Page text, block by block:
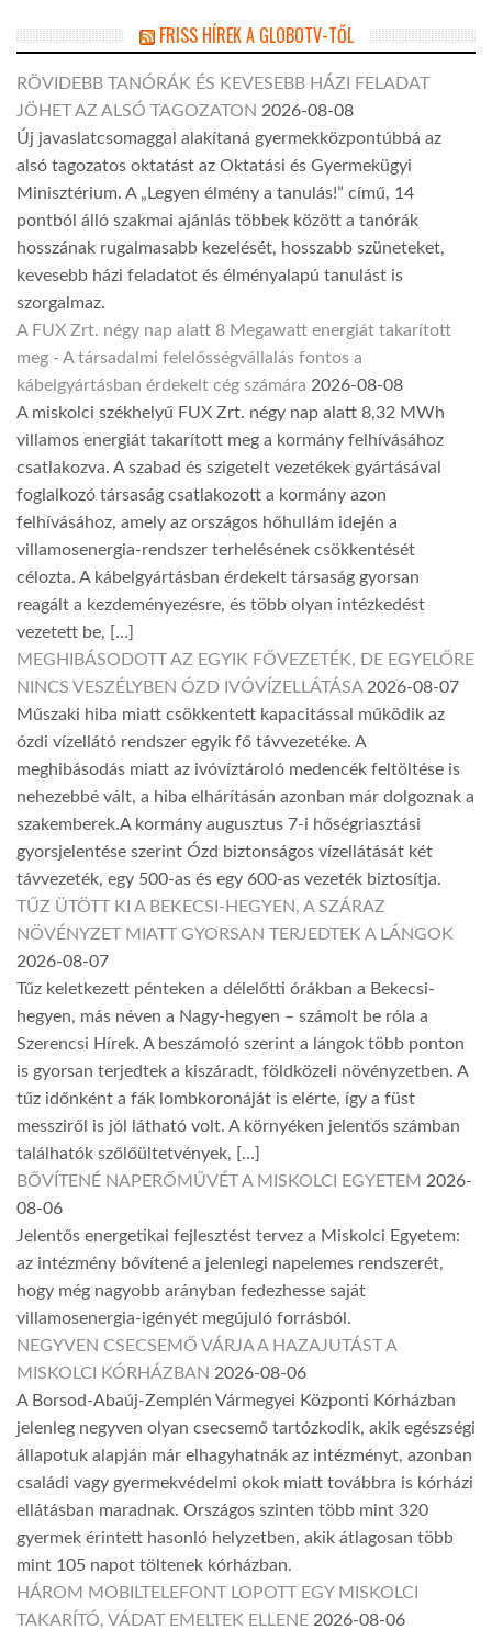
FRISS HÍREK A GLOBOTV-TŐL
RÖVIDEBB TANÓRÁK ÉS KEVESEBB HÁZI FELADAT
JÖHET AZ ALSÓ TAGOZATON 2026-08-08
Új javaslatcsomaggal alakítaná gyermekközpontúbbá az
alsó tagozatos oktatást az Oktatási és Gyermekügyi
Minisztérium. A „Legyen élmény a tanulás!” című, 14
pontból álló szakmai ajánlás többek között a tanórák
hosszának rugalmasabb kezelését, hosszabb szüneteket,
kevesebb házi feladatot és élményalapú tanulást is
szorgalmaz.
A FUX Zrt. négy nap alatt 8 Megawatt energiát takarított
meg - A társadalmi felelősségvállalás fontos a
kábelgyártásban érdekelt cég számára 2026-08-08
A miskolci székhelyű FUX Zrt. négy nap alatt 8,32 MWh
villamos energiát takarított meg a kormány felhívásához
csatlakozva. A szabad és szigetelt vezetékek gyártásával
foglalkozó társaság csatlakozott a kormány azon
felhívásához, amely az országos hőhullám idején a
villamosenergia-rendszer terhelésének csökkentését
célozta. A kábelgyártásban érdekelt társaság gyorsan
reagált a kezdeményezésre, és több olyan intézkedést
vezetett be, […]
MEGHIBÁSODOTT AZ EGYIK FŐVEZETÉK, DE EGYELŐRE
NINCS VESZÉLYBEN ÓZD IVÓVÍZELLÁTÁSA 2026-08-07
Műszaki hiba miatt csökkentett kapacitással működik az
ózdi vízellátó rendszer egyik fő távvezetéke. A
meghibásodás miatt az ivóvíztároló medencék feltöltése is
nehezebbé vált, a hiba elhárításán azonban már dolgoznak a
szakemberek.A kormány augusztus 7-i hőségriasztási
gyorsjelentése szerint Ózd biztonságos vízellátását két
távvezeték, egy 500-as és egy 600-as vezeték biztosítja.
TŰZ ÜTÖTT KI A BEKECSI-HEGYEN, A SZÁRAZ
NÖVÉNYZET MIATT GYORSAN TERJEDTEK A LÁNGOK
2026-08-07
Tűz keletkezett pénteken a délelőtti órákban a Bekecsi-
hegyen, más néven a Nagy-hegyen – számolt be róla a
Szerencsi Hírek. A beszámoló szerint a lángok több ponton
is gyorsan terjedtek a kiszáradt, földközeli növényzetben. A
tűz időnként a fák lombkoronáját is elérte, így a füst
messziről is jól látható volt. A környéken jelentős számban
találhatók szőlőültetvények, […]
BŐVÍTENÉ NAPERŐMŰVÉT A MISKOLCI EGYETEM 2026-
08-06
Jelentős energetikai fejlesztést tervez a Miskolci Egyetem:
az intézmény bővítené a jelenlegi napelemes rendszerét,
hogy még nagyobb arányban fedezhesse saját
villamosenergia-igényét megújuló forrásból.
NEGYVEN CSECSEMŐ VÁRJA A HAZAJUTÁST A
MISKOLCI KÓRHÁZBAN 2026-08-06
A Borsod-Abaúj-Zemplén Vármegyei Központi Kórházban
jelenleg negyven olyan csecsemő tartózkodik, akik egészségi
állapotuk alapján már elhagyhatnák az intézményt, azonban
családi vagy gyermekvédelmi okok miatt továbbra is kórházi
ellátásban maradnak. Országos szinten több mint 320
gyermek érintett hasonló helyzetben, akik átlagosan több
mint 105 napot töltenek kórházban.
HÁROM MOBILTELEFONT LOPOTT EGY MISKOLCI
TAKARÍTÓ, VÁDAT EMELTEK ELLENE 2026-08-06